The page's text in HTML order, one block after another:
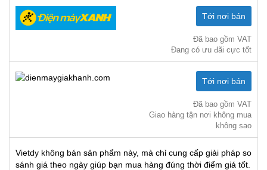
Tới nơi bán
Đã bao gồm VAT
Đang có ưu đãi cực tốt
Tới nơi bán
Đã bao gồm VAT
Giao hàng tận nơi không mua
không sao
Vietdy không bán sản phẩm này, mà chỉ cung cấp giải pháp so
sánh giá theo ngày giúp bạn mua hàng đúng thời điểm giá tốt.